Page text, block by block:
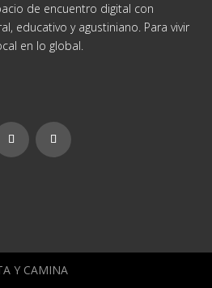
de encuentro digital con
educativo y agustiniano. Para vivir
en lo global.
Y CAMINA